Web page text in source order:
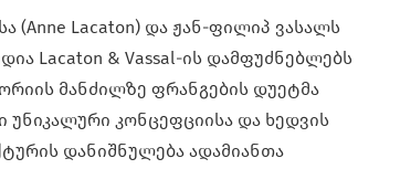
(Anne Lacaton) და ჟან-ფილიპ ვასალს
Lacaton & Vassal-ის დამფუძნებლებს
მანძილზე ფრანგების დუეტმა
უნიკალური კონცეფციისა და ხედვის
დანიშნულება ადამიანთა